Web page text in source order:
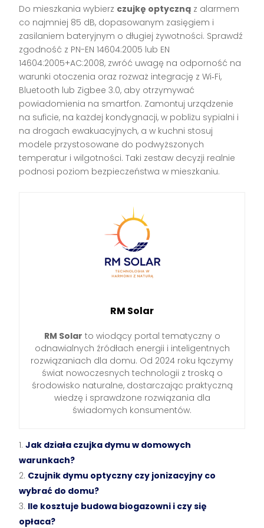
Do mieszkania wybierz czujkę optyczną z alarmem
co najmniej 85 dB, dopasowanym zasięgiem i
zasilaniem bateryjnym o długiej żywotności. Sprawdź
zgodność z PN-EN 14604:2005 lub EN
14604:2005+AC:2008, zwróć uwagę na odporność na
warunki otoczenia oraz rozważ integrację z Wi‑Fi,
Bluetooth lub Zigbee 3.0, aby otrzymywać
powiadomienia na smartfon. Zamontuj urządzenie
na suficie, na każdej kondygnacji, w pobliżu sypialni i
na drogach ewakuacyjnych, a w kuchni stosuj
modele przystosowane do podwyższonych
temperatur i wilgotności. Taki zestaw decyzji realnie
podnosi poziom bezpieczeństwa w mieszkaniu.
RM Solar
RM Solar to wiodący portal tematyczny o
odnawialnych źródłach energii i inteligentnych
rozwiązaniach dla domu. Od 2024 roku łączymy
świat nowoczesnych technologii z troską o
środowisko naturalne, dostarczając praktyczną
wiedzę i sprawdzone rozwiązania dla
świadomych konsumentów.
Jak działa czujka dymu w domowych
warunkach?
Czujnik dymu optyczny czy jonizacyjny co
wybrać do domu?
Ile kosztuje budowa biogazowni i czy się
opłaca?